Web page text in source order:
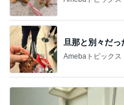
旦那と別々だっ
Amebaトピックス